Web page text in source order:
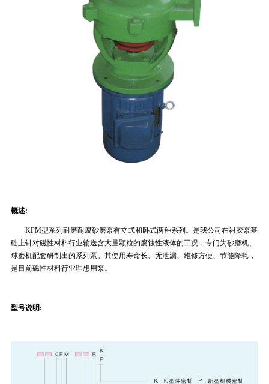
概述:
KFM型系列耐磨耐腐砂磨泵有立式和卧式两种系列。是我公司在衬胶泵基
础上针对磁性材料行业输送含大量颗粒的腐蚀性液体的工况．专门为砂磨机、
球磨机配套研制出的系列泵。其使用寿命长、无泄漏、维修方便、节能降耗，
是目前磁性材料行业理想用泵。
型号说明: